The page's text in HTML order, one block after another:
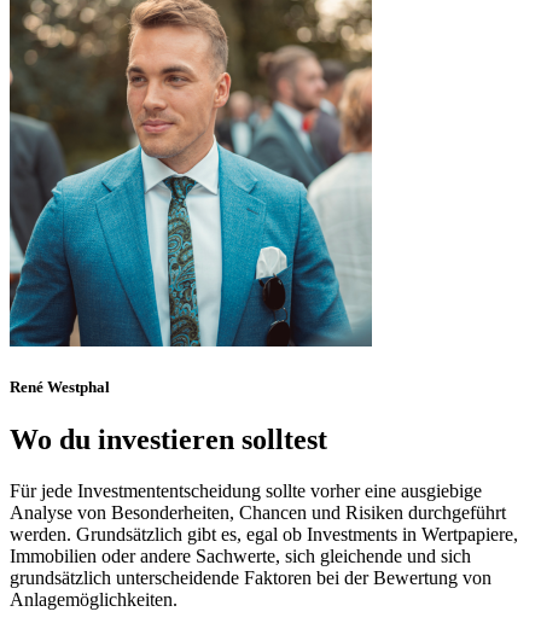
René Westphal
Wo du investieren solltest
Für jede Investmententscheidung sollte vorher eine ausgiebige
Analyse von Besonderheiten, Chancen und Risiken durchgeführt
werden. Grundsätzlich gibt es, egal ob Investments in Wertpapiere,
Immobilien oder andere Sachwerte, sich gleichende und sich
grundsätzlich unterscheidende Faktoren bei der Bewertung von
Anlagemöglichkeiten.